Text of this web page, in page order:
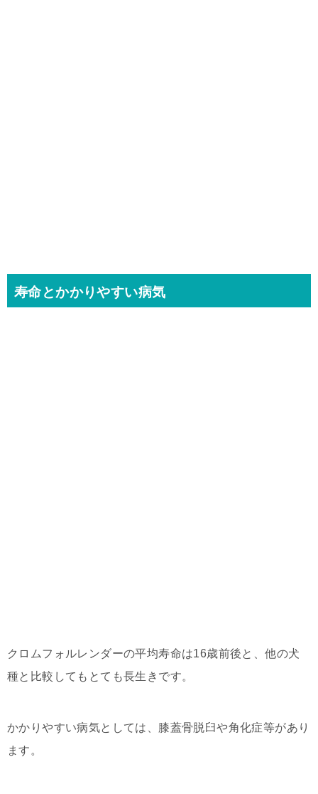
寿命とかかりやすい病気
クロムフォルレンダーの平均寿命は16歳前後と、他の犬
種と比較してもとても長生きです。
かかりやすい病気としては、膝蓋骨脱臼や角化症等があり
ます。